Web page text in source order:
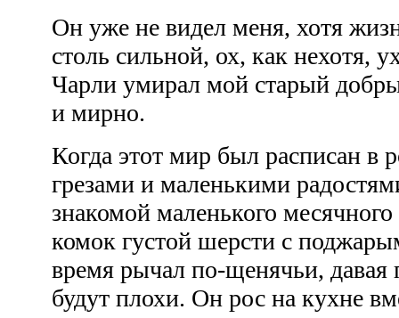
Он уже не видел меня, хотя
столь сильной, ох, как нехотя,
Чарли умирал мой старый
и мирно.
Когда этот мир был расписан в
грезами и маленькими
знакомой маленького
комок густой шерсти с
время рычал по-щенячьи,
будут плохи. Он рос на кухне